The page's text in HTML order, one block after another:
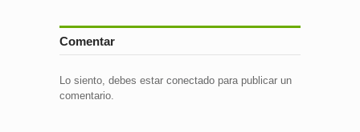
Comentar
Lo siento, debes estar conectado para publicar un
comentario.